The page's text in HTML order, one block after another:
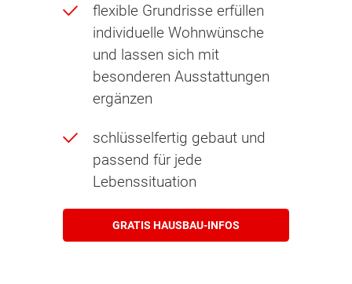
flexible Grundrisse erfüllen
individuelle Wohnwünsche
und lassen sich mit
besonderen Ausstattungen
ergänzen
schlüsselfertig gebaut und
passend für jede
Lebenssituation
GRATIS HAUSBAU-INFOS